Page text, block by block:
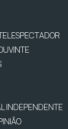
INDEPENDENTE